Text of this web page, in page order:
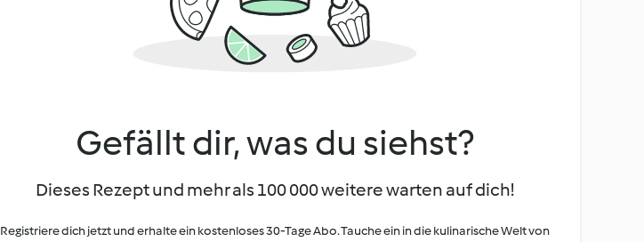
Gefällt dir, was du siehst?
Dieses Rezept und mehr als 100 000 weitere warten auf dich!
Registriere dich jetzt und erhalte ein kostenloses 30-Tage Abo. Tauche ein in die kulinarische Welt von